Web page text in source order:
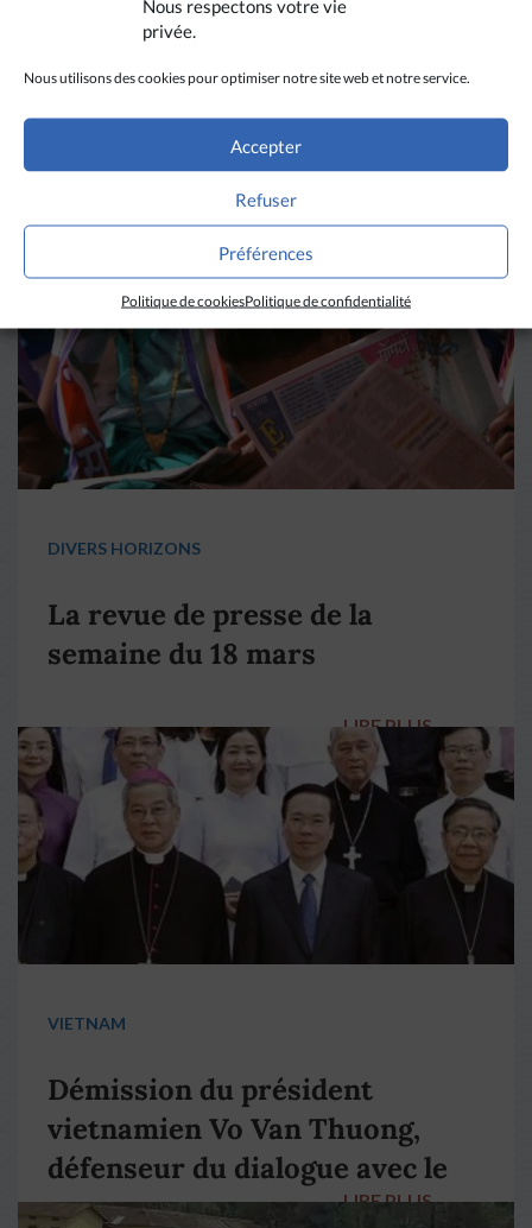
Nous respectons votre vie
privée.
Nous utilisons des cookies pour optimiser notre site web et notre service.
Accepter
Refuser
Préférences
Politique de cookiesPolitique de confidentialité
A LIRE AUSSI
DIVERS HORIZONS
La revue de presse de la
semaine du 18 mars
LIRE PLUS →
VIETNAM
Démission du président
vietnamien Vo Van Thuong,
défenseur du dialogue avec le
pape François
LIRE PLUS →